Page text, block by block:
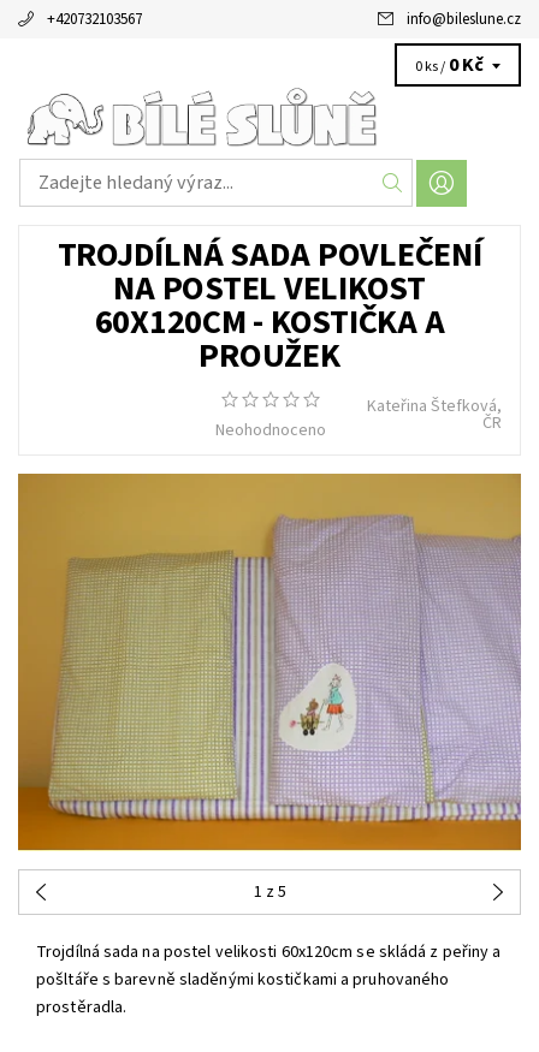
+420732103567 info@bileslune.cz
0 ks / 0 Kč
TROJDÍLNÁ SADA POVLEČENÍ
NA POSTEL VELIKOST
60X120CM - KOSTIČKA A
PROUŽEK
Neohodnoceno
Kateřina Štefková,
ČR
1 z 5
Trojdílná sada na postel velikosti 60x120cm se skládá z peřiny a
pošltáře s barevně sladěnými kostičkami a pruhovaného
prostěradla.